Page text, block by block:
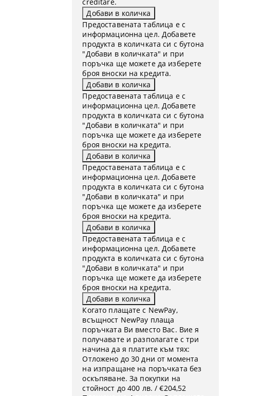
Предоставената таблица е с
информационна цел. Добавете
продукта в количката си с бутона
"Добави в количката" и при
поръчка ще можете да изберете
броя вноски на кредита.
Предоставената таблица е с
информационна цел. Добавете
продукта в количката си с бутона
"Добави в количката" и при
поръчка ще можете да изберете
броя вноски на кредита.
Предоставената таблица е с
информационна цел. Добавете
продукта в количката си с бутона
"Добави в количката" и при
поръчка ще можете да изберете
броя вноски на кредита.
Предоставената таблица е с
информационна цел. Добавете
продукта в количката си с бутона
"Добави в количката" и при
поръчка ще можете да изберете
броя вноски на кредита.
Когато плащате с NewPay,
всъщност NewPay плаща
поръчката Ви вместо Вас. Вие я
получавате и разполагате с три
начина да я платите към тях:
Отложено до 30 дни от момента
на изпращане на поръчката без
оскъпяване. За покупки на
стойност до 400 лв. / €204,52